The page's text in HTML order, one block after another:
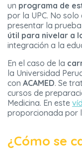
un programa de
por la UPC. No solo
presentar la
útil para nivelar a
integración a la
En el caso de la
la Universidad
con ACAMED. Se
cursos de
Medicina. En este
proporcionada por
¿Cómo se